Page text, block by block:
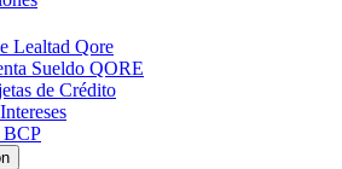
Lealtad Qore
Sueldo QORE
de Crédito
BCP